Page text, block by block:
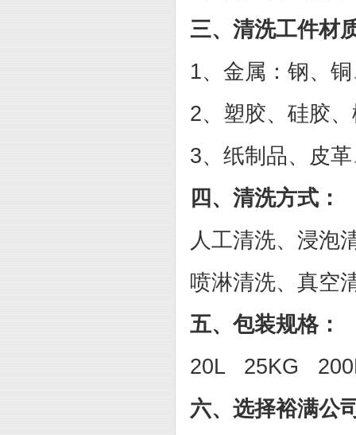
三、清洗工件材
1、金属：钢、
2、塑胶、硅胶
3、纸制品、皮
四、清洗方式：
人工清洗、浸泡
喷淋清洗、 真空
五、包装规格：
20L 25KG
六、选择裕满公